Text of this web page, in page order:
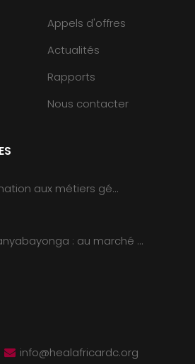
Appels d'offres
Actualités
Rapports
Nous contacter
aux métiers gé...
: au marché ...
info@healafricardc.org